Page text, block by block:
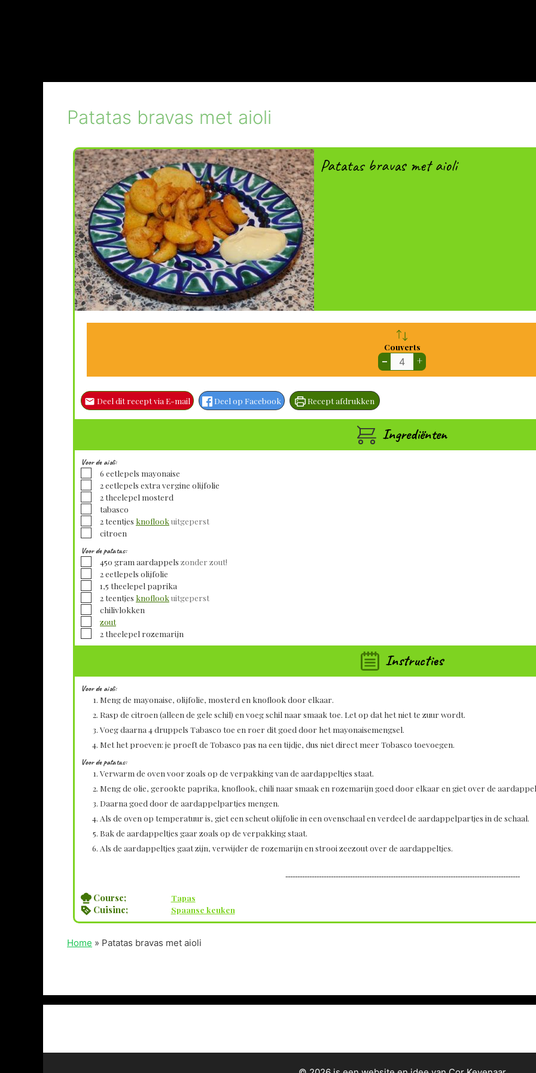
Patatas bravas met aioli
Patatas bravas met aioli
Couverts
– +
Deel dit recept via E-mail Deel op Facebook Recept afdrukken
Ingrediënten
Voor de aioli:
▢
6 eetlepels mayonaise
▢
2eetlepels extra vergine olijfolie
▢
2theelepel mosterd
▢
tabasco
▢
2teentjes knoflookuitgeperst
▢
citroen
Voor de patatas:
▢
450 gram aardappels zonder zout!
▢
2eetlepels olijfolie
▢1,5 theelepel paprika
▢
2teentjes knoflookuitgeperst
▢
chilivlokken
▢
zout
▢
2theelepel rozemarijn
Instructies
Voor de aioli:
Meng de mayonaise, olijfolie, mosterd en knoflook door elkaar.
Rasp de citroen (alleen de gele schil) en voeg schil naar smaak toe. Let op dat het niet te zuur wordt.
Voeg daarna 4 druppels Tabasco toe en roer dit goed door het mayonaisemengsel.
Met het proeven: je proeft de Tobasco pas na een tijdje, dus niet direct meer Tobasco toevoegen.
Voor de patatas:
Verwarm de oven voor zoals op de verpakking van de aardappeltjes staat.
Meng de olie, gerookte paprika, knoflook, chili naar smaak en rozemarijn goed door elkaar en giet over de
Daarna goed door de aardappelpartjes mengen.
Als de oven op temperatuur is, giet een scheut olijfolie in een ovenschaal en verdeel de aardappelpartjes in de schaal.
Bak de aardappeltjes gaar zoals op de verpakking staat.
Als de aardappeltjes gaat zijn, verwijder de rozemarijn en strooi zeezout over de aardappeltjes.
--------------------------------------------------------------------------------------------------
Course; Tapas
Cuisine; Spaanse keuken
Home » Patatas bravas met aioli